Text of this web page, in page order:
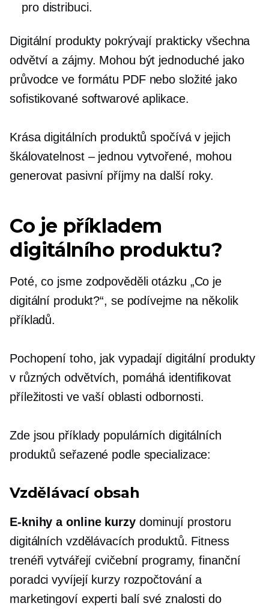
pro distribuci.
Digitální produkty pokrývají prakticky všechna
odvětví a zájmy. Mohou být jednoduché jako
průvodce ve formátu PDF nebo složité jako
sofistikované softwarové aplikace.
Krása digitálních produktů spočívá v jejich
škálovatelnost – jednou vytvořené, mohou
generovat pasivní příjmy na další roky.
Co je příkladem
digitálního produktu?
Poté, co jsme zodpověděli otázku „Co je
digitální produkt?“, se podívejme na několik
příkladů.
Pochopení toho, jak vypadají digitální produkty
v různých odvětvích, pomáhá identifikovat
příležitosti ve vaší oblasti odbornosti.
Zde jsou příklady populárních digitálních
produktů seřazené podle specializace:
Vzdělávací obsah
E-knihy a online kurzydominují prostoru
digitálních vzdělávacích produktů. Fitness
trenéři vytvářejí cvičební programy, finanční
poradci vyvíjejí kurzy rozpočtování a
marketingoví experti balí své znalosti do